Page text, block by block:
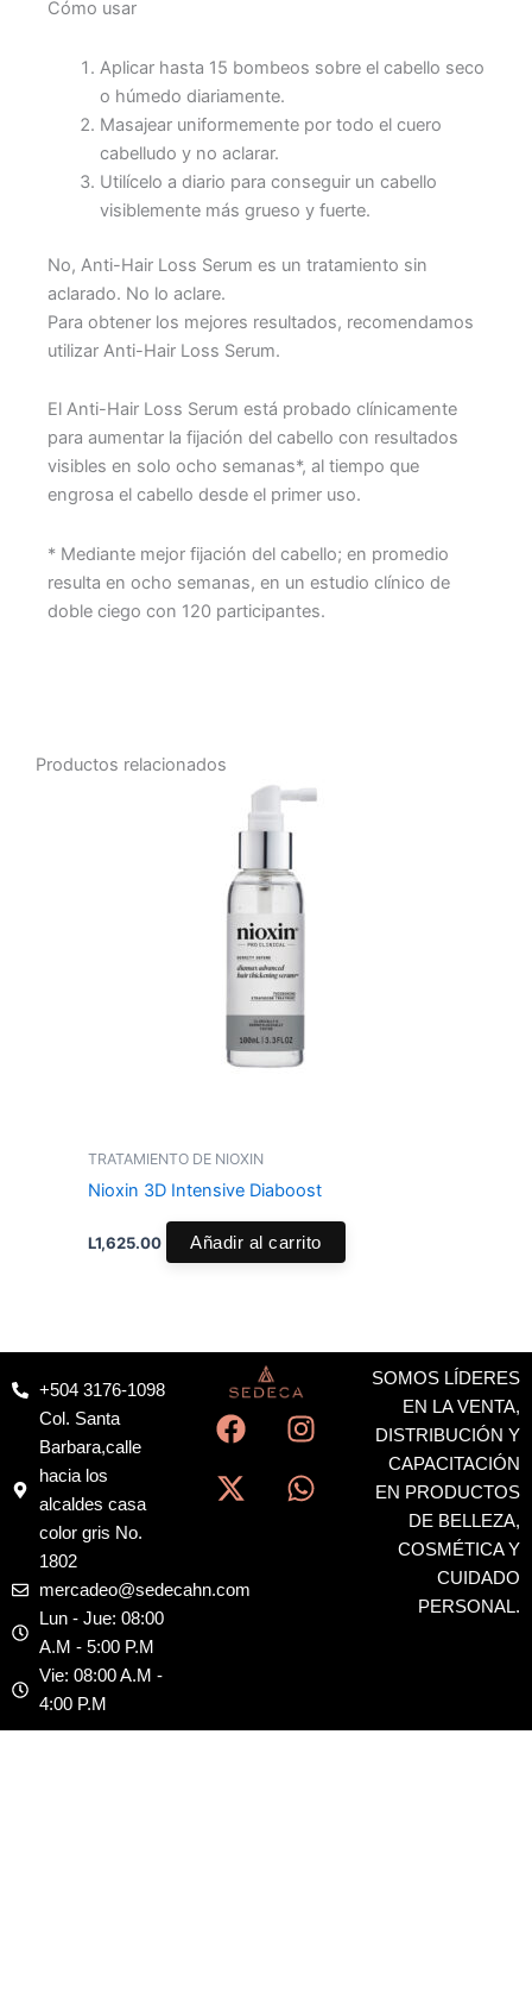
Cómo usar
Aplicar hasta 15 bombeos sobre el cabello seco
o húmedo diariamente.
Masajear uniformemente por todo el cuero
cabelludo y no aclarar.
Utilícelo a diario para conseguir un cabello
visiblemente más grueso y fuerte.
No, Anti-Hair Loss Serum es un tratamiento sin
aclarado. No lo aclare.
Para obtener los mejores resultados, recomendamos
utilizar Anti-Hair Loss Serum.
El Anti-Hair Loss Serum está probado clínicamente
para aumentar la fijación del cabello con resultados
visibles en solo ocho semanas*, al tiempo que
engrosa el cabello desde el primer uso.
* Mediante mejor fijación del cabello; en promedio
resulta en ocho semanas, en un estudio clínico de
doble ciego con 120 participantes.
Productos relacionados
TRATAMIENTO DE NIOXIN
Nioxin 3D Intensive Diaboost
L1,625.00 Añadir al carrito
+504 3176-1098
Col. Santa
Barbara,calle
hacia los
alcaldes casa
color gris No.
1802
mercadeo@sedecahn.com
Lun - Jue: 08:00
A.M - 5:00 P.M
Vie: 08:00 A.M -
4:00 P.M
F
a
c
e
o
I
n
s
t
X
-
t
w
t
W
h
a
t
SOMOS LÍDERES
EN LA VENTA,
DISTRIBUCIÓN Y
CAPACITACIÓN
EN PRODUCTOS
DE BELLEZA,
COSMÉTICA Y
CUIDADO
PERSONAL.